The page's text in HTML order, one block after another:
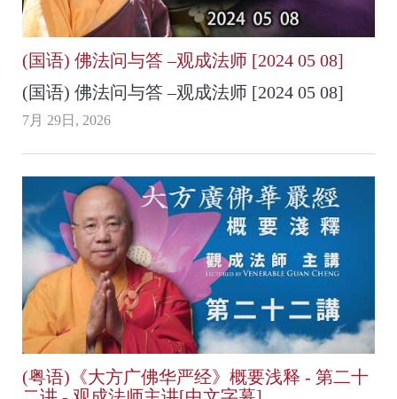
(国语) 佛法问与答 –观成法师 [2024 05 08]
(国语) 佛法问与答 –观成法师 [2024 05 08]
7月 29日, 2026
(粤语)《大方广佛华严经》概要浅释 - 第二十